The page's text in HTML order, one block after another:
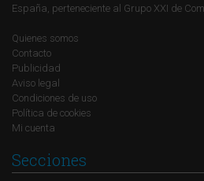
España, perteneciente al Grupo XXI de
Quienes somos
Contacto
Publicidad
Aviso legal
Condiciones de uso
Política de cookies
Mi cuenta
Secciones